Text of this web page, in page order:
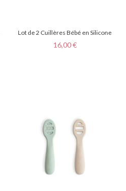
Lot de 2 Cuillères Bébé en Silicone
Prix
16,00 €